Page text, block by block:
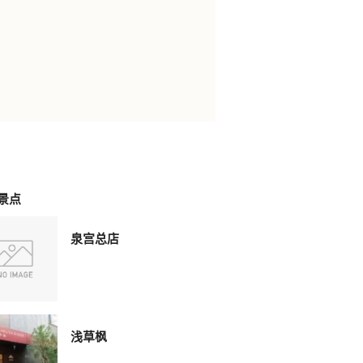
点
泉宫总店
浅草枫